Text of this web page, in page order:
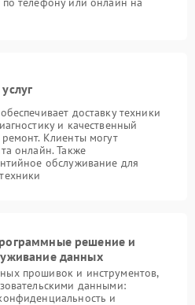
доставку техники
и качественный
Клиенты могут
онлайн. Также
обслуживание для
решение и
данных
прошивок и инструментов,
данными:
и